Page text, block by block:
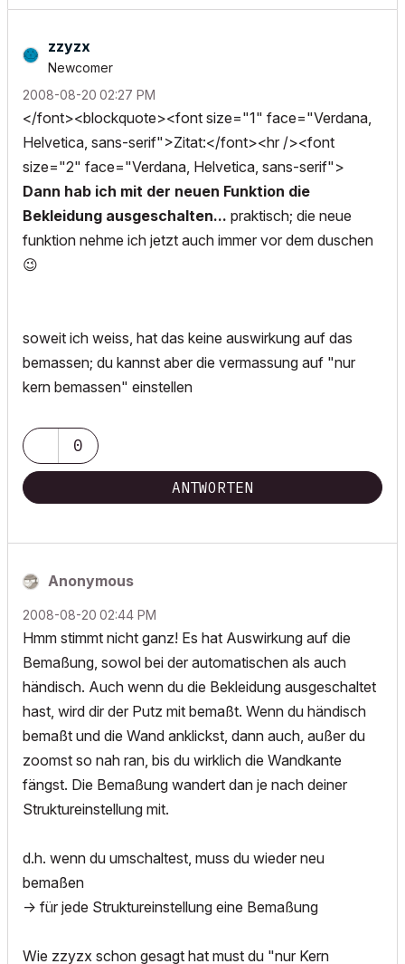
zzyzx
Newcomer
‎2008-08-20 02:27 PM
</font><blockquote><font size="1" face="Verdana,
Helvetica, sans-serif">Zitat:</font><hr /><font
size="2" face="Verdana, Helvetica, sans-serif">
Dann hab ich mit der neuen Funktion die
Bekleidung ausgeschalten... praktisch; die neue
funktion nehme ich jetzt auch immer vor dem duschen
😉
soweit ich weiss, hat das keine auswirkung auf das
bemassen; du kannst aber die vermassung auf "nur
kern bemassen" einstellen
0
ANTWORTEN
Anonymous
‎2008-08-20 02:44 PM
Hmm stimmt nicht ganz! Es hat Auswirkung auf die
Bemaßung, sowol bei der automatischen als auch
händisch. Auch wenn du die Bekleidung ausgeschaltet
hast, wird dir der Putz mit bemaßt. Wenn du händisch
bemaßt und die Wand anklickst, dann auch, außer du
zoomst so nah ran, bis du wirklich die Wandkante
fängst. Die Bemaßung wandert dan je nach deiner
Struktureinstellung mit.
d.h. wenn du umschaltest, muss du wieder neu
bemaßen
-> für jede Struktureinstellung eine Bemaßung
Wie zzyzx schon gesagt hat must du "nur Kern